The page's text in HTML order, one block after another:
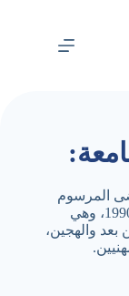
المرسوم
الوزاري رقم 90-149 والمؤرخ في 26 ماي 1990، وهي
والهجين،